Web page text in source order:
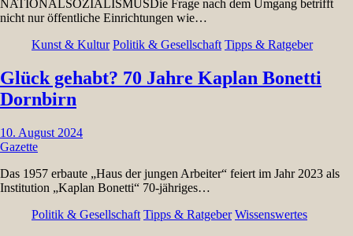
NATIONALSOZIALISMUSDie Frage nach dem Umgang betrifft
nicht nur öffentliche Einrichtungen wie…
Kunst & Kultur Politik & Gesellschaft Tipps & Ratgeber
Glück gehabt? 70 Jahre Kaplan Bonetti
Dornbirn
10. August 2024
Gazette
Das 1957 erbaute „Haus der jungen Arbeiter“ feiert im Jahr 2023 als
Institution „Kaplan Bonetti“ 70-jähriges…
Politik & Gesellschaft Tipps & Ratgeber Wissenswertes